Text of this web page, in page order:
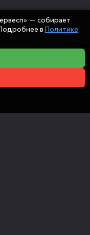
— собирает
в Политике